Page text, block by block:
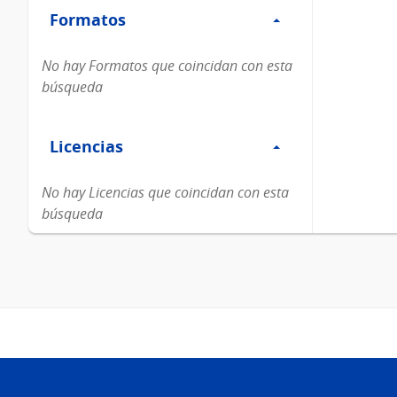
Formatos
Formatos
No hay Formatos que coincidan con esta
búsqueda
Licencias
Licencias
No hay Licencias que coincidan con esta
búsqueda